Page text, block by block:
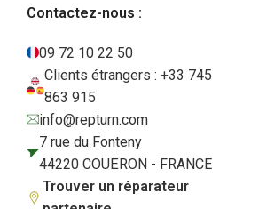
Contactez-nous :
09 72 10 22 50
Clients étrangers : +33 745
863 915
info@repturn.com
7 rue du Fonteny
44220 COUËRON - FRANCE
Trouver un réparateur